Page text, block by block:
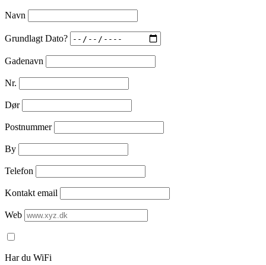
Navn
Grundlagt Dato?
Gadenavn
Nr.
Dør
Postnummer
By
Telefon
Kontakt email
Web
Har du WiFi